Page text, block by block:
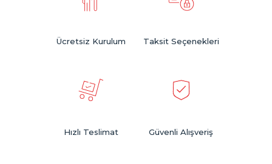
Ücretsiz Kurulum Taksit Seçenekleri
Hızlı Teslimat Güvenli Alışveriş